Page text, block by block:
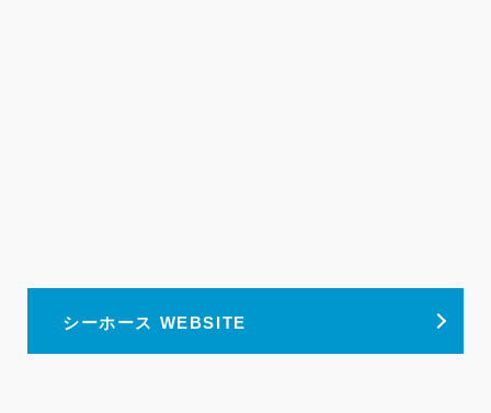
シーホース WEBSITE